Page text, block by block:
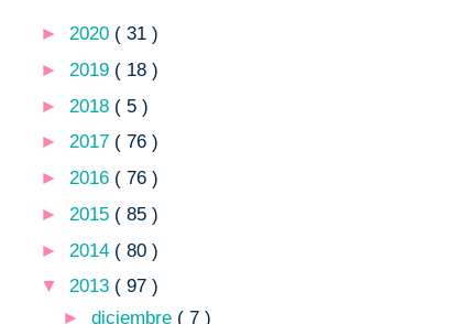
► 2020 ( 31 )
► 2019 ( 18 )
► 2018 ( 5 )
► 2017 ( 76 )
► 2016 ( 76 )
► 2015 ( 85 )
► 2014 ( 80 )
▼ 2013 ( 97 )
►diciembre ( 7 )